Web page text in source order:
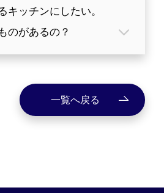
をとったりするだけでも開
す。また、リビングに接し
キッチンにしたい。
のがあるの？
で欲しい時にすぐに取り出
わったらさっとしまえま
一覧へ戻る